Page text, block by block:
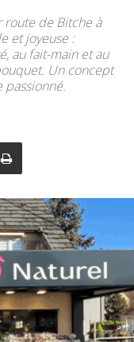
route de Bitche à
et joyeuse :
au fait-main et au
Un concept